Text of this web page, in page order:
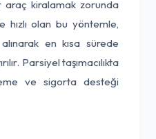
araç kiralamak zorunda
hızlı olan bu yöntemle,
en kısa sürede
Parsiyel taşımacılıkta
ve sigorta desteği